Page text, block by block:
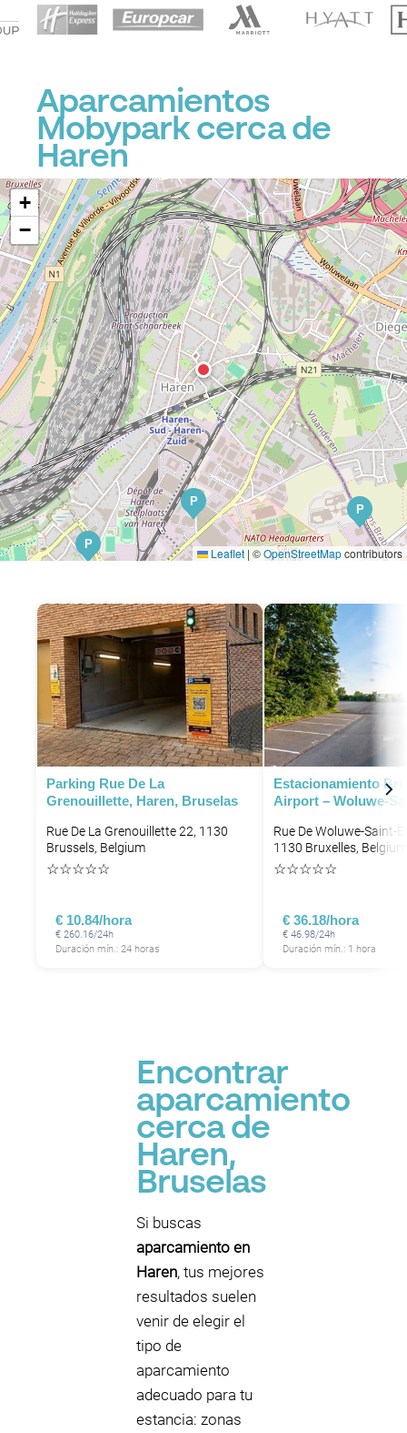
Aparcamientos
Mobypark cerca de
Haren
P
P
P
P
P
P
P
+
−
Leaflet | ©OpenStreetMapcontributors
Parking Rue De La
Grenouillette, Haren, Bruselas
Rue De La Grenouillette 22, 1130
Brussels, Belgium
☆☆☆☆☆
€ 10.84/hora
€ 260.16/24h
Duración mín.: 24 horas
Estacionamiento
Airport – Woluwe-
Rue De Woluwe-Saint-
1130 Bruxelles, Belgium
☆☆☆☆☆
€ 36.18/hora
€ 46.98/24h
Duración mín.: 1 hora
Encontrar
aparcamiento
cerca de
Haren,
Bruselas
Si buscas
aparcamiento en
Haren, tus mejores
resultados suelen
venir de elegir el
tipo de
aparcamiento
adecuado para tu
estancia: zonas